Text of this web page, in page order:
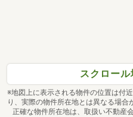
住宅購入からリフォーム・
すべて引き受けます♪
お気軽にお問い合わせ下さい
スクロー
※地図上に表示される物件の位置は付
り、実際の物件所在地とは異なる場合
正確な物件所在地は、取扱い不動産